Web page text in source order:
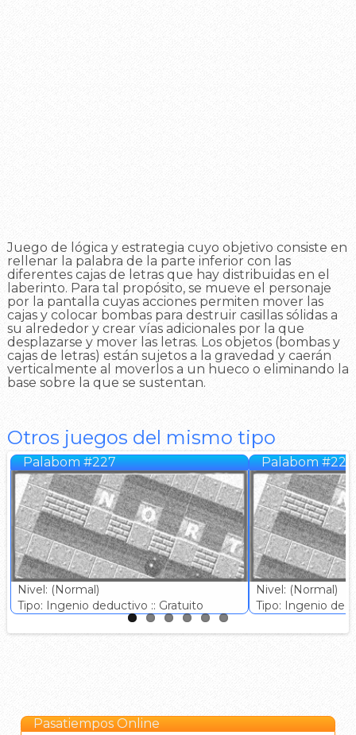
Juego de lógica y estrategia cuyo objetivo consiste en
rellenar la palabra de la parte inferior con las
diferentes cajas de letras que hay distribuidas en el
laberinto. Para tal propósito, se mueve el personaje
por la pantalla cuyas acciones permiten mover las
cajas y colocar bombas para destruir casillas sólidas a
su alrededor y crear vías adicionales por la que
desplazarse y mover las letras. Los objetos (bombas y
cajas de letras) están sujetos a la gravedad y caerán
verticalmente al moverlos a un hueco o eliminando la
base sobre la que se sustentan.
Otros juegos del mismo tipo
Palabom #227
Nivel: (Normal)
Tipo: Ingenio deductivo :: Gratuito
Palabom #228
Nivel: (Normal)
Tipo: Ingenio
Pasatiempos Online